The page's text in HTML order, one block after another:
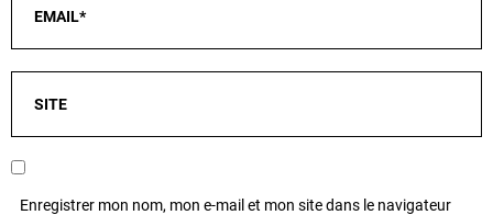
Enregistrer mon nom, mon e-mail et mon site dans le navigateur